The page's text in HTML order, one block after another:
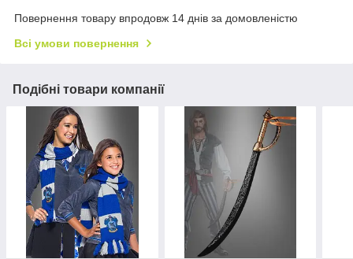
Повернення товару впродовж 14 днів за домовленістю
Всі умови повернення
Подібні товари компанії